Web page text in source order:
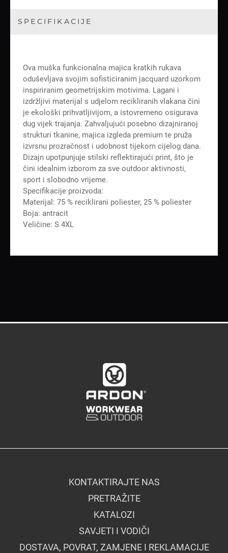
SPECIFIKACIJE
Ova muška funkcionalna majica kratkih rukava
oduševljava svojim sofisticiranim jacquard uzorkom
inspiriranim geometrijskim motivima. Lagani i
izdržljivi materijal s udjelom recikliranih vlakana čini
je ekološki prihvatljivijom, a istovremeno osigurava
dug vijek trajanja. Zahvaljujući posebno dizajniranoj
strukturi tkanine, majica izgleda premium te pruža
izvrsnu prozračnost i udobnost tijekom cijelog dana.
Dizajn upotpunjuje stilski reflektirajući print, što je
čini idealnim izborom za sve outdoor aktivnosti,
sport i slobodno vrijeme.
Specifikacije proizvoda:
Materijal: 75 % reciklirani poliester, 25 % poliester
Boja: antracit
Veličine: S 4XL
KONTAKTIRAJTE NAS
PRETRAŽITE
KATALOZI
SAVJETI I VODIČI
DOSTAVA, POVRAT, ZAMJENE I REKLAMACIJE